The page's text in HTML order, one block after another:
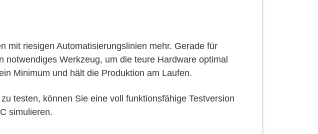
mit riesigen Automatisierungslinien mehr. Gerade für
Werkzeug, um die teure Hardware optimal
Minimum und hält die Produktion am Laufen.
testen, können Sie eine voll funktionsfähige Testversion
simulieren.